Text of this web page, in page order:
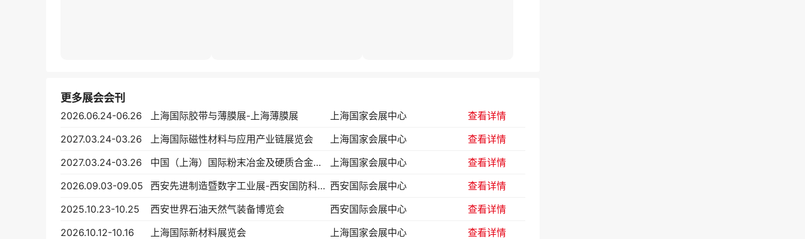
更多展会会刊
2026.06.24-06.26 上海国际胶带与薄膜展-上海薄膜展 上海国家会展中心
查看详情
2027.03.24-03.26
上海国际磁性材料与应用产业链展览会 上海国家会展中心
查看详情
2027.03.24-03.26
中国（上海）国际粉末冶金及硬质合金展览会 上海国家会展中心
查看详情
2026.09.03-09.05
西安先进制造暨数字工业展-西安国防科技展 西安国际会展中心
查看详情
2025.10.23-10.25
西安世界石油天然气装备博览会 西安国际会展中心
查看详情
2026.10.12-10.16
上海国际新材料展览会 上海国家会展中心 查看详情